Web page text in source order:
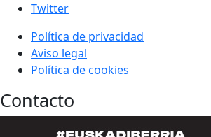
Twitter
Política de privacidad
Aviso legal
Política de cookies
Contacto